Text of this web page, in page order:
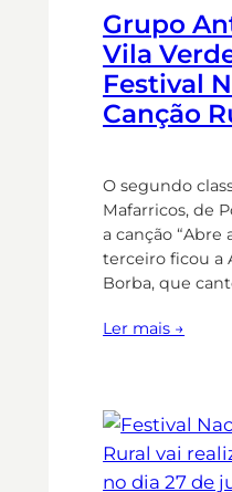
Grupo
Vila
Festival
Canção
O segundo
Mafarricos, de
a canção “Abre
terceiro ficou a
Borba, que
Ler mais →